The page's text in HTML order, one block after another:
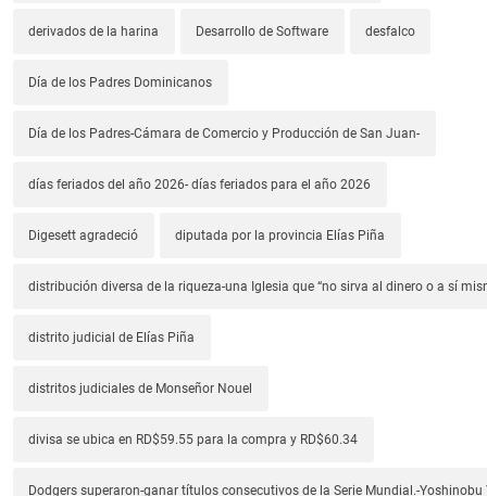
derivados de la harina Desarrollo de Software desfalco
Día de los Padres Dominicanos
Día de los Padres-Cámara de Comercio y Producción de San Juan-
días feriados del año 2026- días feriados para el año 2026
Digesett agradeció diputada por la provincia Elías Piña
distribución diversa de la riqueza-una Iglesia que “no sirva al dinero o a sí
distrito judicial de Elías Piña
distritos judiciales de Monseñor Nouel
divisa se ubica en RD$59.55 para la compra y RD$60.34
Dodgers superaron-ganar títulos consecutivos de la Serie Mundial.-